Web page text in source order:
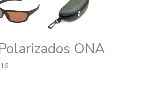
ONA